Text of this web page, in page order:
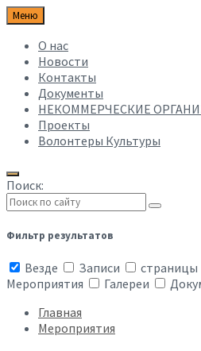
Меню
О нас
Новости
Контакты
Документы
НЕКОММЕРЧЕСКИЕ
Проекты
Волонтеры Культуры
Поиск:
Фильтр результатов
Везде Записи страницы
Мероприятия
Галереи
Главная
Мероприятия